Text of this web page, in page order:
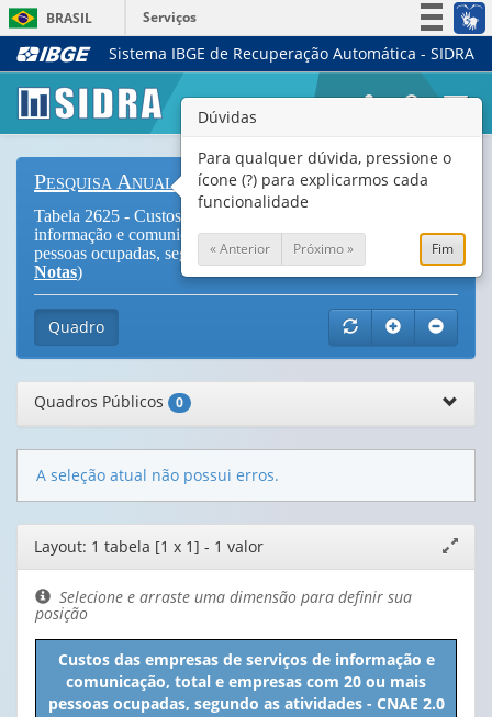
BRASIL
Serviços
Simplifique!
Legislação
Canais
Sistema IBGE de Recuperação Automática - SIDRA
Pesquisa Anual de Serviços
Tabela 2625 - Custos das empresas de serviços de
informação e comunicação, total e empresas com 20 ou mais
pessoas ocupadas, segundo as atividades - CNAE 2.0 (
Vide
Notas)
Quadro
Quadros Públicos 0
A seleção atual não possui erros.
Editor
de
layout
janela
Layout: 1 tabela [1 x 1] - 1 valor
Selecione e arraste uma dimensão para definir sua
posição
Custos das empresas de serviços de informação e
comunicação, total e empresas com 20 ou mais
pessoas ocupadas, segundo as atividades - CNAE 2.0
Dúvidas
Para qualquer dúvida, pressione o
ícone (?) para explicarmos cada
funcionalidade
« Anterior Próximo » Fim